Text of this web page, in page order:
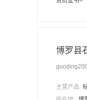
博罗县
主营产品: